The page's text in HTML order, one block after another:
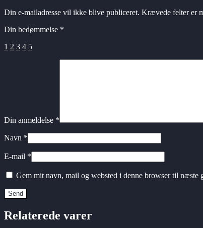
Din e-mailadresse vil ikke blive publiceret. Krævede felter er
Din bedømmelse *
1 2 3 4 5
Din anmeldelse *
Navn *
E-mail *
Gem mit navn, mail og websted i denne browser til næste
Relaterede varer